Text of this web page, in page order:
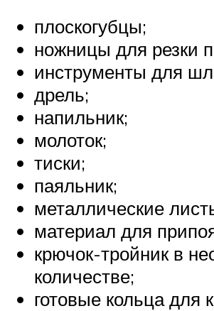
плоскогубцы;
ножницы для резки
инструменты для
дрель;
напильник;
молоток;
тиски;
паяльник;
металлические
материал для
крючок-тройник в
количестве;
готовые кольца для